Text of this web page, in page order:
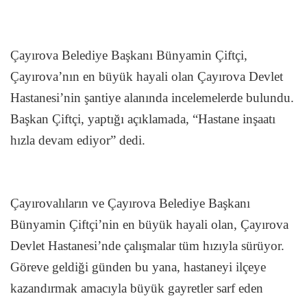
Çayırova Belediye Başkanı Bünyamin Çiftçi,
Çayırova’nın en büyük hayali olan Çayırova Devlet
Hastanesi’nin şantiye alanında incelemelerde bulundu.
Başkan Çiftçi, yaptığı açıklamada, “Hastane inşaatı
hızla devam ediyor” dedi.
Çayırovalıların ve Çayırova Belediye Başkanı
Bünyamin Çiftçi’nin en büyük hayali olan, Çayırova
Devlet Hastanesi’nde çalışmalar tüm hızıyla sürüyor.
Göreve geldiği günden bu yana, hastaneyi ilçeye
kazandırmak amacıyla büyük gayretler sarf eden